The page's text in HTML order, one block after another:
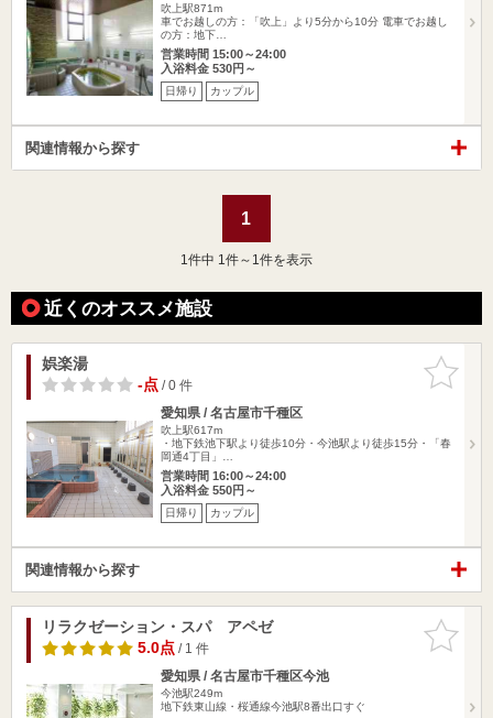
吹上駅871m
車でお越しの方：「吹上」より5分から10分 電車でお越し
の方：地下…
営業時間 15:00～24:00
入浴料金 530円～
日帰り カップル
関連情報から探す
1
1 件中 1件～1件を表示
近くのオススメ施設
お気に入
りに追加
娯楽湯
-点/ 0 件
愛知県 / 名古屋市千種区
吹上駅617m
・地下鉄池下駅より徒歩10分・今池駅より徒歩15分・「春
岡通4丁目」…
営業時間 16:00～24:00
入浴料金 550円～
日帰り カップル
関連情報から探す
お気に入
りに追加
リラクゼーション・スパ アペゼ
5.0点/ 1 件
愛知県 / 名古屋市千種区今池
今池駅249m
地下鉄東山線・桜通線今池駅8番出口すぐ